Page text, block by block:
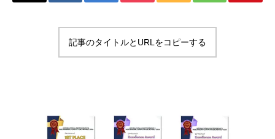
記事のタイトルとURLをコピーする